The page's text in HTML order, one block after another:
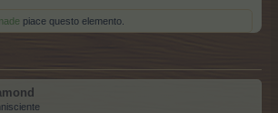
piace questo elemento.